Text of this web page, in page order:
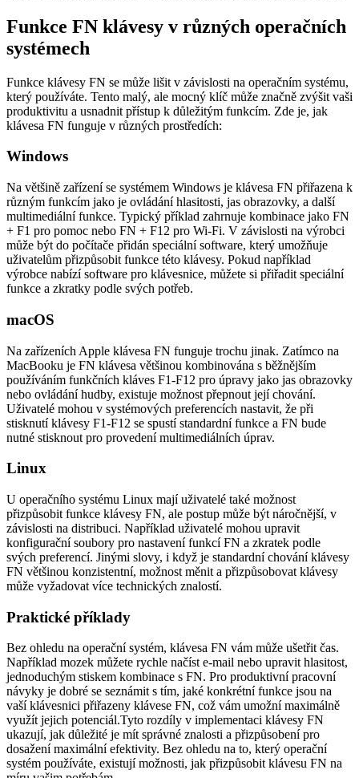
Funkce FN klávesy v různých operačních
systémech
Funkce klávesy FN se může lišit v závislosti na operačním systému,
který používáte. Tento malý, ale mocný klíč může značně zvýšit vaši
produktivitu a usnadnit přístup k důležitým funkcím. Zde je, jak
klávesa FN funguje v různých prostředích:
Windows
Na většině zařízení se systémem Windows je klávesa FN přiřazena k
různým funkcím jako je ovládání hlasitosti, jas obrazovky, a další
multimediální funkce. Typický příklad zahrnuje kombinace jako FN
+ F1 pro pomoc nebo FN + F12 pro Wi-Fi. V závislosti na výrobci
může být do počítače přidán speciální software, který umožňuje
uživatelům přizpůsobit funkce této klávesy. Pokud například
výrobce nabízí software pro klávesnice, můžete si přiřadit speciální
funkce a zkratky podle svých potřeb.
macOS
Na zařízeních Apple klávesa FN funguje trochu jinak. Zatímco na
MacBooku je FN klávesa většinou kombinována s běžnějším
používáním funkčních kláves F1-F12 pro úpravy jako jas obrazovky
nebo ovládání hudby, existuje možnost přepnout její chování.
Uživatelé mohou v systémových preferencích nastavit, že při
stisknutí klávesy F1-F12 se spustí standardní funkce a FN bude
nutné stisknout pro provedení multimediálních úprav.
Linux
U operačního systému Linux mají uživatelé také možnost
přizpůsobit funkce klávesy FN, ale postup může být náročnější, v
závislosti na distribuci. Například uživatelé mohou upravit
konfigurační soubory pro nastavení funkcí FN a zkratek podle
svých preferencí. Jinými slovy, i když je standardní chování klávesy
FN většinou konzistentní, možnost měnit a přizpůsobovat klávesy
může vyžadovat více technických znalostí.
Praktické příklady
Bez ohledu na operační systém, klávesa FN vám může ušetřit čas.
Například mozek můžete rychle načíst e-mail nebo upravit hlasitost,
jednoduchým stiskem kombinace s FN. Pro produktivní pracovní
návyky je dobré se seznámit s tím, jaké konkrétní funkce jsou na
vaší klávesnici přiřazeny klávese FN, což vám umožní maximálně
využít jejich potenciál.Tyto rozdíly v implementaci klávesy FN
ukazují, jak důležité je mít správné znalosti a přizpůsobení pro
dosažení maximální efektivity. Bez ohledu na to, který operační
systém používáte, existují možnosti, jak přizpůsobit klávesu FN na